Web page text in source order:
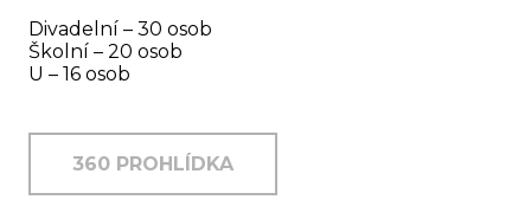
Divadelní – 30 osob
Školní – 20 osob
U – 16 osob
360 PROHLÍDKA